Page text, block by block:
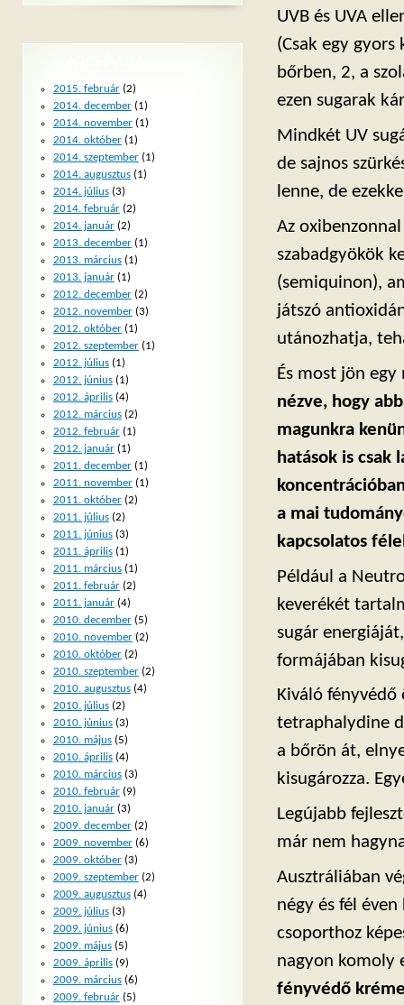
UVB és UVA
(Csak egy
bőrben, 2, a
ezen sugarak
Mindkét UV
de sajnos
lenne, de
Az
szabadgyökök
(semiquinon),
játszó
utánozhatja,
És most jön
nézve, hogy
magunkra
hatások is
a mai
kapcsolatos
Például a
keverékét
sugár
formájában
Kiváló fényvédő
tetraphalydine
a bőrön át,
kisugározza.
Legújabb
már nem
Ausztráliában
négy és fél
csoporthoz
nagyon komoly
fényvédő
2015. február(2)
2014. december(1)
2014. november(1)
2014. október(1)
2014. szeptember(1)
2014. augusztus(1)
2014. július(3)
2014. február(2)
2014. január(2)
2013. december(1)
2013. március(1)
2013. január(1)
2012. december(2)
2012. november(3)
2012. október(1)
2012. szeptember(1)
2012. július(1)
2012. június(1)
2012. április(4)
2012. március(2)
2012. február(1)
2012. január(1)
2011. december(1)
2011. november(1)
2011. október(2)
2011. július(2)
2011. június(3)
2011. április(1)
2011. március(1)
2011. február(2)
2011. január(4)
2010. december(5)
2010. november(2)
2010. október(2)
2010. szeptember(2)
2010. augusztus(4)
2010. július(2)
2010. június(3)
2010. május(5)
2010. április(4)
2010. március(3)
2010. február(9)
2010. január(3)
2009. december(2)
2009. november(6)
2009. október(3)
2009. szeptember(2)
2009. augusztus(4)
2009. július(3)
2009. június(6)
2009. május(5)
2009. április(9)
2009. március(6)
2009. február(5)